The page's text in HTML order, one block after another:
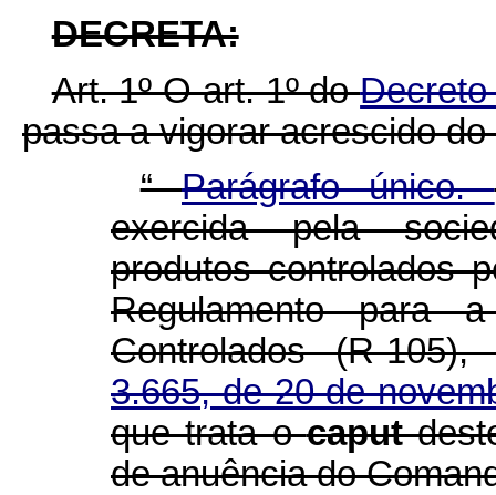
DECRETA:
Art. 1º O art. 1º doDecreto
passa a vigorar acrescido
“Parágrafo único.
exercida pela
produtos controlados
Regulamento para
Controlados (R-
3.665, de 20 de
que trata ocaput
de anuência do